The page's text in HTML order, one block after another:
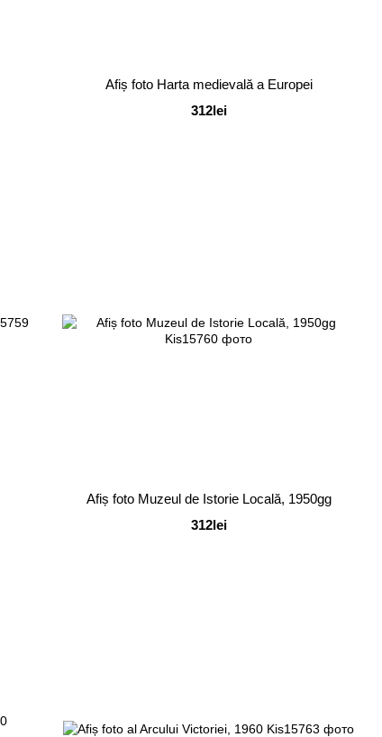
Afiș foto Harta medievală a Europei
312lei
Afiș foto Muzeul de Istorie Locală, 1950gg
312lei